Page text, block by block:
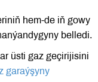
hem-de iň gowy
belledi.
üsti gaz geçirijisini
garaýşyny